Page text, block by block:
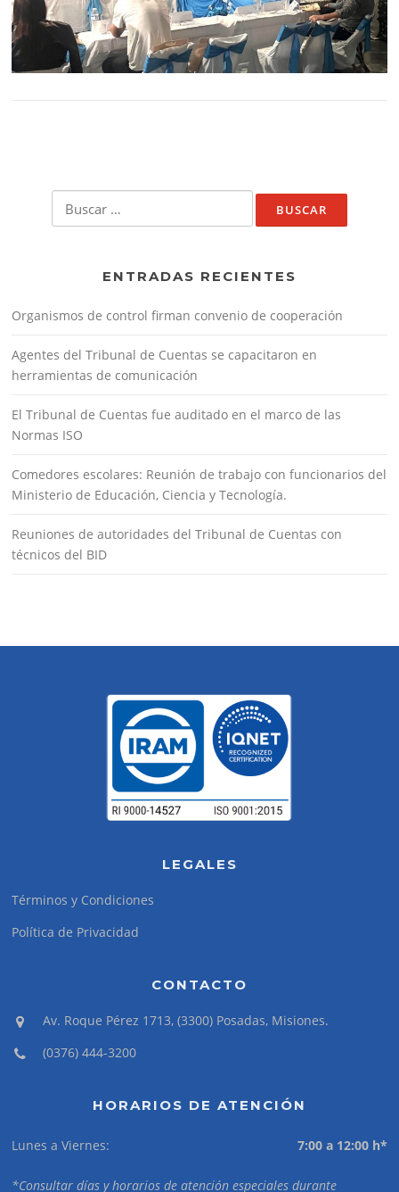
ENTRADAS RECIENTES
Organismos de control firman convenio de cooperación
Agentes del Tribunal de Cuentas se capacitaron en
herramientas de comunicación
El Tribunal de Cuentas fue auditado en el marco de las
Normas ISO
Comedores escolares: Reunión de trabajo con funcionarios del
Ministerio de Educación, Ciencia y Tecnología.
Reuniones de autoridades del Tribunal de Cuentas con
técnicos del BID
LEGALES
Términos y Condiciones
Política de Privacidad
CONTACTO
Av. Roque Pérez 1713, (3300) Posadas, Misiones.
(0376) 444-3200
HORARIOS DE ATENCIÓN
Lunes a Viernes: 7:00 a 12:00 h*
*Consultar días y horarios de atención especiales durante